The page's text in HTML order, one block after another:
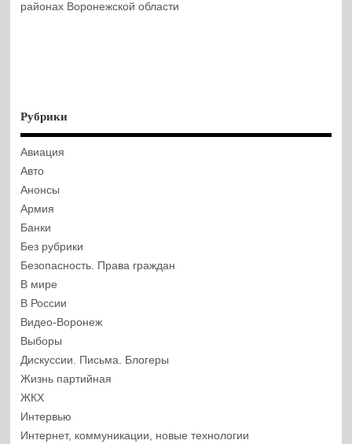
районах Воронежской области
Рубрики
Авиация
Авто
Анонсы
Армия
Банки
Без рубрики
Безопасность. Права граждан
В мире
В России
Видео-Воронеж
Выборы
Дискуссии. Письма. Блогеры
Жизнь партийная
ЖКХ
Интервью
Интернет, коммуникации, новые технологии